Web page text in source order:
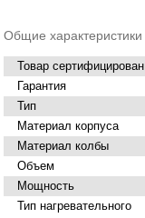
Общие характеристики
Товар сертифицирован
Гарантия
Тип
Материал корпуса
Материал колбы
Объем
Мощность
Тип нагревательного